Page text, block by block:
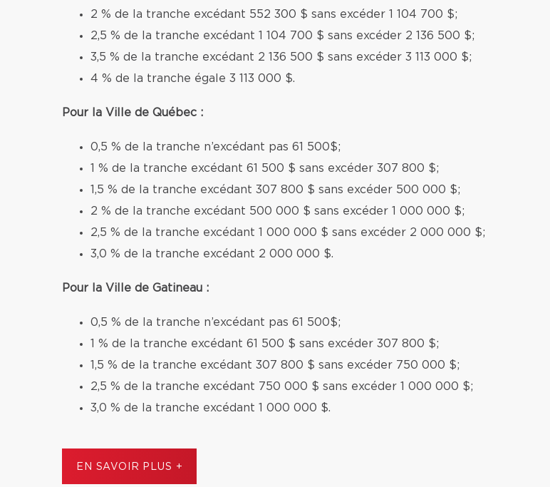
2 % de la tranche excédant 552 300 $ sans excéder 1 104 700 $;
2,5 % de la tranche excédant 1 104 700 $ sans excéder 2 136 500 $;
3,5 % de la tranche excédant 2 136 500 $ sans excéder 3 113 000 $;
4 % de la tranche égale 3 113 000 $.
Pour la Ville de Québec :
0,5 % de la tranche n’excédant pas 61 500$;
1 % de la tranche excédant 61 500 $ sans excéder 307 800 $;
1,5 % de la tranche excédant 307 800 $ sans excéder 500 000 $;
2 % de la tranche excédant 500 000 $ sans excéder 1 000 000 $;
2,5 % de la tranche excédant 1 000 000 $ sans excéder 2 000 000 $;
3,0 % de la tranche excédant 2 000 000 $.
Pour la Ville de Gatineau :
0,5 % de la tranche n’excédant pas 61 500$;
1 % de la tranche excédant 61 500 $ sans excéder 307 800 $;
1,5 % de la tranche excédant 307 800 $ sans excéder 750 000 $;
2,5 % de la tranche excédant 750 000 $ sans excéder 1 000 000 $;
3,0 % de la tranche excédant 1 000 000 $.
EN SAVOIR PLUS +